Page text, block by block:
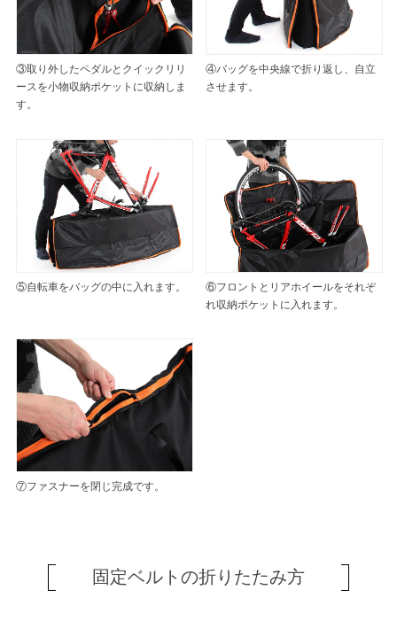
③取り外したペダルとクイックリリ
ースを小物収納ポケットに収納しま
す。
④バッグを中央線で折り返し、自立
させます。
⑤自転車をバッグの中に入れます。
⑥フロントとリアホイールをそれぞ
れ収納ポケットに入れます。
⑦ファスナーを閉じ完成です。
固定ベルトの折りたたみ方